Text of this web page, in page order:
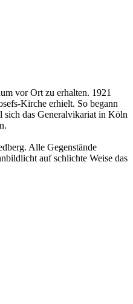
vor Ort zu erhalten. 1921
Kirche erhielt. So begann
sich das Generalvikariat in Köln
Alle Gegenstände
auf schlichte Weise das